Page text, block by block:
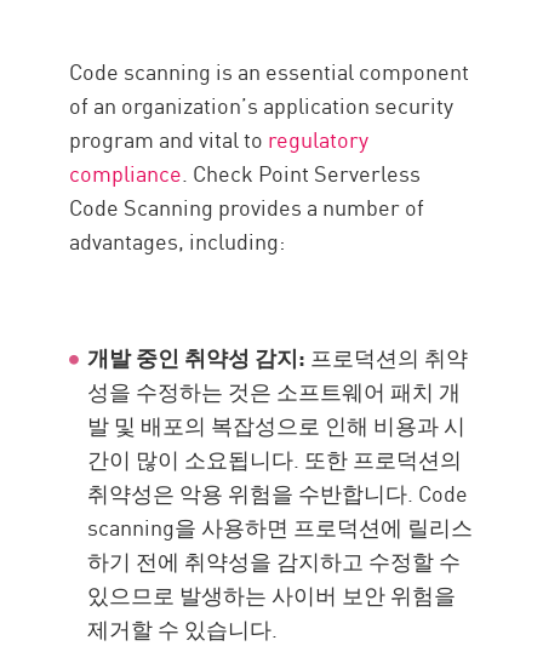
Code scanning is an essential component
of an organization’s application security
program and vital to regulatory
compliance. Check Point Serverless
Code Scanning provides a number of
advantages, including:
개발 중인 취약성 감지: 프로덕션의 취약
성을 수정하는 것은 소프트웨어 패치 개
발 및 배포의 복잡성으로 인해 비용과 시
간이 많이 소요됩니다. 또한 프로덕션의
취약성은 악용 위험을 수반합니다. Code
scanning을 사용하면 프로덕션에 릴리스
하기 전에 취약성을 감지하고 수정할 수
있으므로 발생하는 사이버 보안 위험을
제거할 수 있습니다.